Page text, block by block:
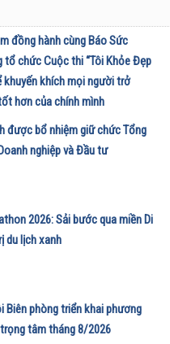
đồng hành cùng Báo Sức
tổ chức Cuộc thi “Tôi Khỏe Đẹp
khuyến khích mọi người trở
hơn của chính mình
được bổ nhiệm giữ chức Tổng
nghiệp và Đầu tư
2026: Sải bước qua miền Di
du lịch xanh
Biên phòng triển khai phương
tâm tháng 8/2026